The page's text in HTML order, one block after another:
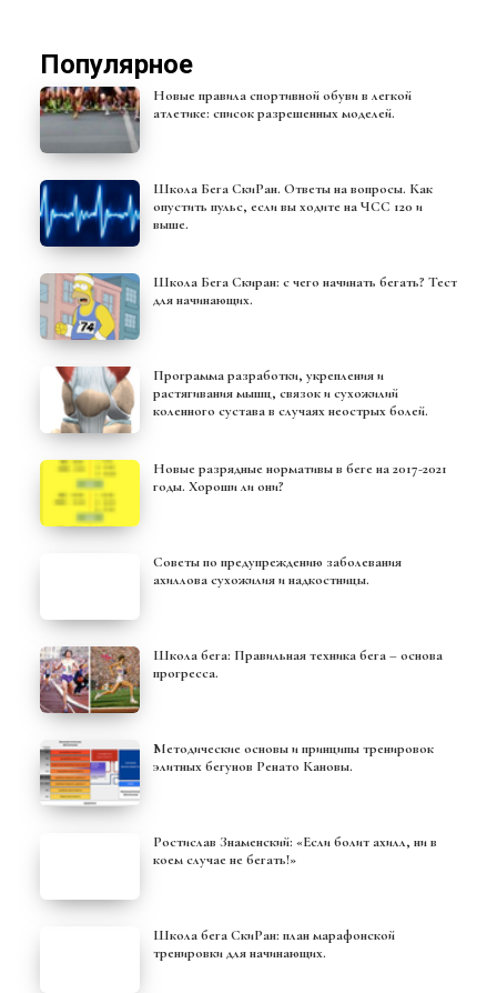
Популярное
Новые правила спортивной обуви в легкой
атлетике: список разрешенных моделей.
Школа Бега СкиРан. Ответы на вопросы. Как
опустить пульс, если вы ходите на ЧСС 120 и
выше.
Школа Бега Скиран: с чего начинать бегать? Тест
для начинающих.
Программа разработки, укрепления и
растягивания мышц, связок и сухожилий
коленного сустава в случаях неострых болей.
Новые разрядные нормативы в беге на 2017-2021
годы. Хороши ли они?
Советы по предупреждению заболевания
ахиллова сухожилия и надкостницы.
Школа бега: Правильная техника бега – основа
прогресса.
Методические основы и принципы тренировок
элитных бегунов Ренато Кановы.
Ростислав Знаменский: «Если болит ахилл, ни в
коем случае не бегать!»
Школа бега СкиРан: план марафонской
тренировки для начинающих.